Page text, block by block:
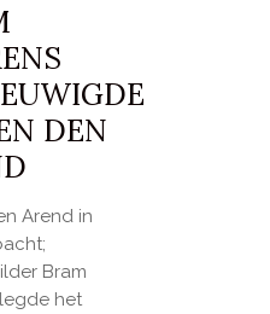
DEN
Arend in
Bram
het